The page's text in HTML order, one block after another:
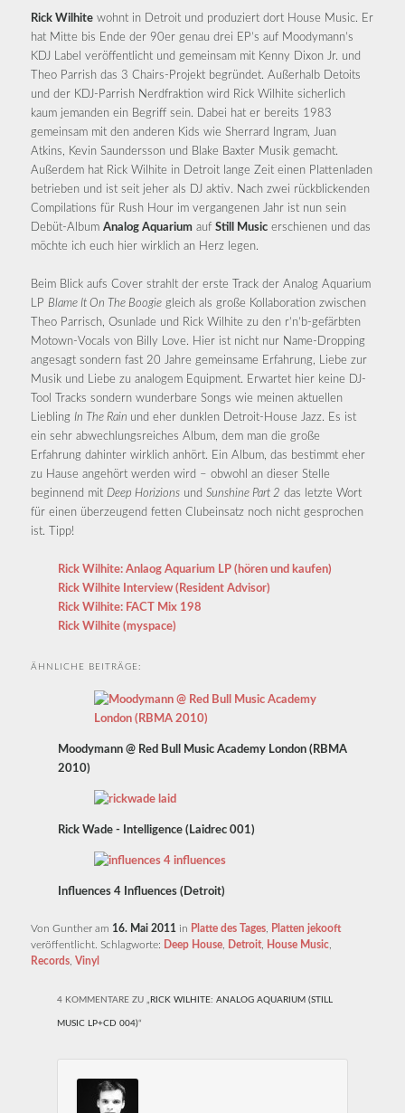
Rick Wilhite wohnt in Detroit und produziert dort House Music. Er
hat Mitte bis Ende der 90er genau drei EP’s auf Moodymann’s
KDJ Label veröffentlicht und gemeinsam mit Kenny Dixon Jr. und
Theo Parrish das 3 Chairs-Projekt begründet. Außerhalb Detoits
und der KDJ-Parrish Nerdfraktion wird Rick Wilhite sicherlich
kaum jemanden ein Begriff sein. Dabei hat er bereits 1983
gemeinsam mit den anderen Kids wie Sherrard Ingram, Juan
Atkins, Kevin Saundersson und Blake Baxter Musik gemacht.
Außerdem hat Rick Wilhite in Detroit lange Zeit einen Plattenladen
betrieben und ist seit jeher als DJ aktiv. Nach zwei rückblickenden
Compilations für Rush Hour im vergangenen Jahr ist nun sein
Debüt-AlbumAnalog Aquarium aufStill Music erschienen und das
möchte ich euch hier wirklich an Herz legen.
Beim Blick aufs Cover strahlt der erste Track der Analog Aquarium
LPBlame It On The Boogie gleich als große Kollaboration zwischen
Theo Parrisch, Osunlade und Rick Wilhite zu den r’n’b-gefärbten
Motown-Vocals von Billy Love. Hier ist nicht nur Name-Dropping
angesagt sondern fast 20 Jahre gemeinsame Erfahrung, Liebe zur
Musik und Liebe zu analogem Equipment. Erwartet hier keine DJ-
Tool Tracks sondern wunderbare Songs wie meinen aktuellen
LieblingIn The Rain und eher dunklen Detroit-House Jazz. Es ist
ein sehr abwechlungsreiches Album, dem man die große
Erfahrung dahinter wirklich anhört. Ein Album, das bestimmt eher
zu Hause angehört werden wird – obwohl an dieser Stelle
beginnend mitDeep Horizions undSunshine Part 2 das letzte Wort
für einen überzeugend fetten Clubeinsatz noch nicht gesprochen
ist. Tipp!
Rick Wilhite: Anlaog Aquarium LP (hören und kaufen)
Rick Wilhite Interview (Resident Advisor)
Rick Wilhite: FACT Mix 198
Rick Wilhite (myspace)
ÄHNLICHE BEITRÄGE:
Moodymann @ Red Bull Music Academy London (RBMA
2010)
Rick Wade - Intelligence (Laidrec 001)
Influences 4 Influences (Detroit)
Von Gunther am 16. Mai 2011 in Platte des Tages
Platten jekooft
veröffentlicht. Schlagworte: Deep House Detroit, House Music
Records ,Vinyl
4 KOMMENTARE ZU „ RICK WILHITE: ANALOG AQUARIUM (STILL
MUSIC LP+CD 004)“